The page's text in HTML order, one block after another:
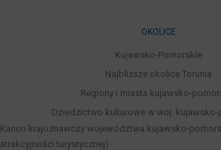
OKOLICE
Kujawsko-Pomorskie
Najbliższe okolice Torunia
Regiony i miasta kujawsko-
Dziedzictwo kulturowe w woj.
Kanon krajoznawczy województwa kujawsko-
atrakcyjności turystycznej)